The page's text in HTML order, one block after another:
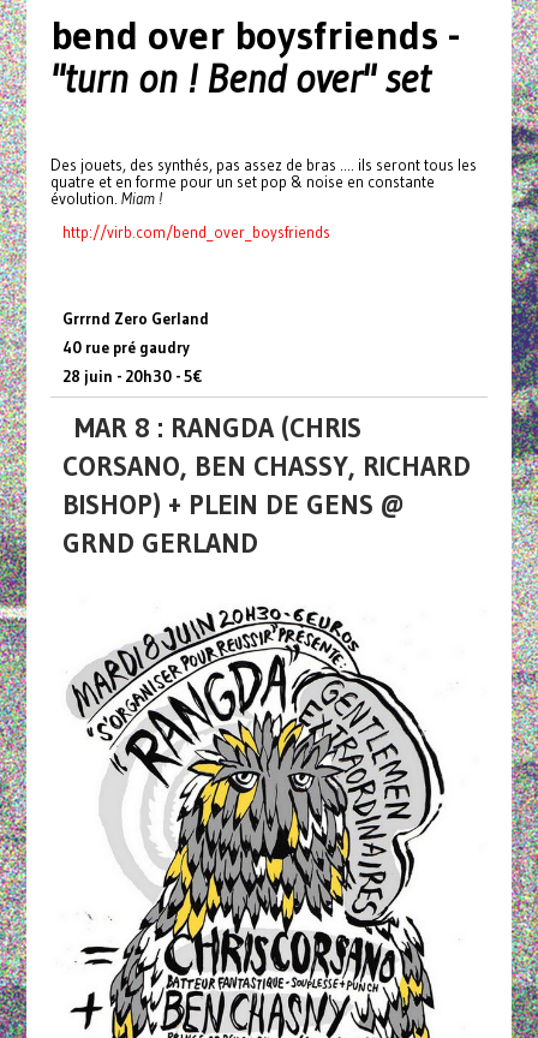
bend over boysfriends -
"turn on ! Bend over" set
Des jouets, des synthés, pas assez de bras .... ils seront tous les
quatre et en forme pour un set pop & noise en constante
évolution. Miam !
http://virb.com/bend_over_ boysfriends
Grrrnd Zero Gerland
40 rue pré gaudry
28 juin - 20h30 - 5€
MAR 8 : RANGDA (CHRIS
CORSANO, BEN CHASSY, RICHARD
BISHOP) + PLEIN DE GENS @
GRND GERLAND